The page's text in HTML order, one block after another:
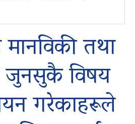
मानविकी तथा
जुनसुकै विषय
गरेकाहरूले